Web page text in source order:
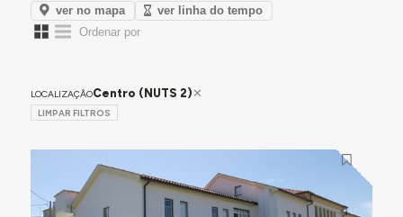
ver no mapa
ver linha do tempo
LOCALIZAÇÃOCentro (NUTS 2)
LIMPAR FILTROS